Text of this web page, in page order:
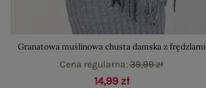
Granatowa muślinowa chusta damska z frędzlami
14,99 zł
Cena regularna:39,99 zł